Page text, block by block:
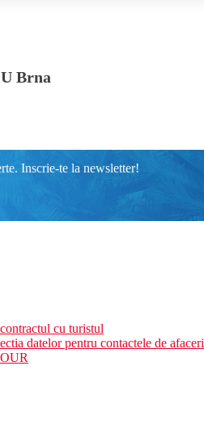
Brna
Inscrie-te la newsletter!
cu turistul
datelor pentru contactele de afaceri